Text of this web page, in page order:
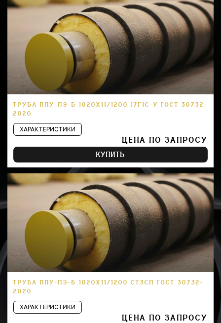
ТРУБА ППУ-ПЭ-Б 1020Х11/1200 17Г1С-У ГОСТ 30732-
2020
ХАРАКТЕРИСТИКИ
ЦЕНА ПО ЗАПРОСУ
КУПИТЬ
ТРУБА ППУ-ПЭ-Б 1020Х11/1200 СТ3СП ГОСТ 30732-
2020
ХАРАКТЕРИСТИКИ
ЦЕНА ПО ЗАПРОСУ